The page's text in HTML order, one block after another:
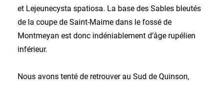
et Lejeunecysta spatiosa. La base des Sables bleutés
de la coupe de Saint-Maime dans le fossé de
Montmeyan est donc indéniablement d’âge rupélien
inférieur.
Nous avons tenté de retrouver au Sud de Quinson,